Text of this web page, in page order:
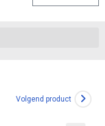
Volgend product